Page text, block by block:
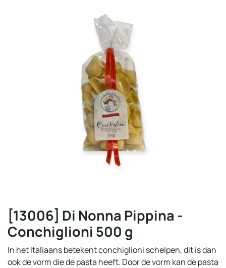
[13006] Di Nonna Pippina -
Conchiglioni 500 g
In het Italiaans betekent conchiglioni schelpen, dit is dan
ook de vorm die de pasta heeft. Door de vorm kan de pasta